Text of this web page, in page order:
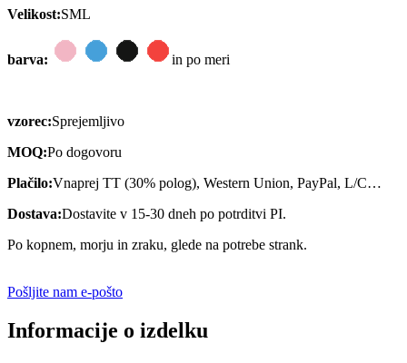
Velikost:SML
barva: in po meri
vzorec:Sprejemljivo
MOQ:Po dogovoru
Plačilo:Vnaprej TT (30% polog), Western Union, PayPal, L/C…
Dostava:Dostavite v 15-30 dneh po potrditvi PI.
Po kopnem, morju in zraku, glede na potrebe strank.
Pošljite nam e-pošto
Informacije o izdelku